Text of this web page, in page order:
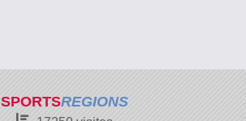
SPORTSREGIONS